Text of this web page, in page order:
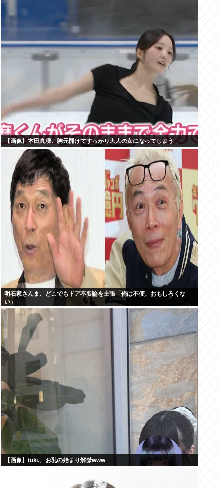
【画像】本田真凜、胸元開けてすっかり大人の女になってしまう
明石家さんま、どこでもドア不要論を主張「俺は不便。おもしろくな
い」
【画像】tuki.、お乳の始まり解禁www